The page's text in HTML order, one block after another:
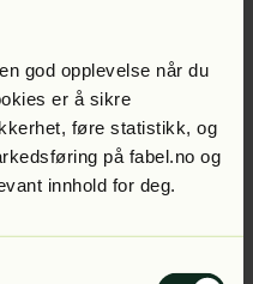
god opplevelse når du
er å sikre
føre statistikk, og
på fabel.no og
innhold for deg.